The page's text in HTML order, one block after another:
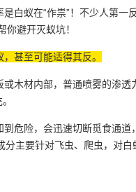
白蚁在“作祟”！不少人第一
你避开灭蚁坑！
甚至可能适得其反。
木材内部，普通喷雾的渗透
危险，会迅速切断觅食通
主要针对飞虫、爬虫，对